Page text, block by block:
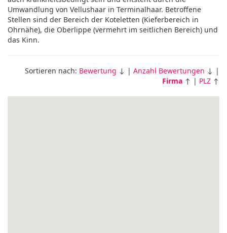
Umwandlung von Vellushaar in Terminalhaar. Betroffene
Stellen sind der Bereich der Koteletten (Kieferbereich in
Ohrnähe), die Oberlippe (vermehrt im seitlichen Bereich) und
das Kinn.
Sortieren nach: Bewertung ↓ | Anzahl Bewertungen ↓ |
Firma ↑ | PLZ ↑